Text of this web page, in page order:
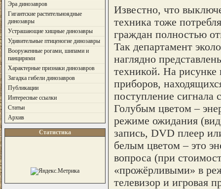
Эра динозавров
Гигантские растительноядные
динозавры
Устрашающие хищные динозавры
Удивительные птиценогие динозавры
Вооруженные рогами, шипами и
панцирями
Характерные признаки динозавров
Загадка гибели динозавров
Публикации
Интересные ссылки
Статьи
Архив
Статистика
Известно, что
техника тоже
граждан полностью
Так департамент
наглядно
техникой. На рисунке
приборов,
поступление сигнала
Голубым цветом –
режиме ожидания
запись, DVD плеер
белым цветом – это
вопроса (при
«прожёрливыми» в
телевизор и игровая